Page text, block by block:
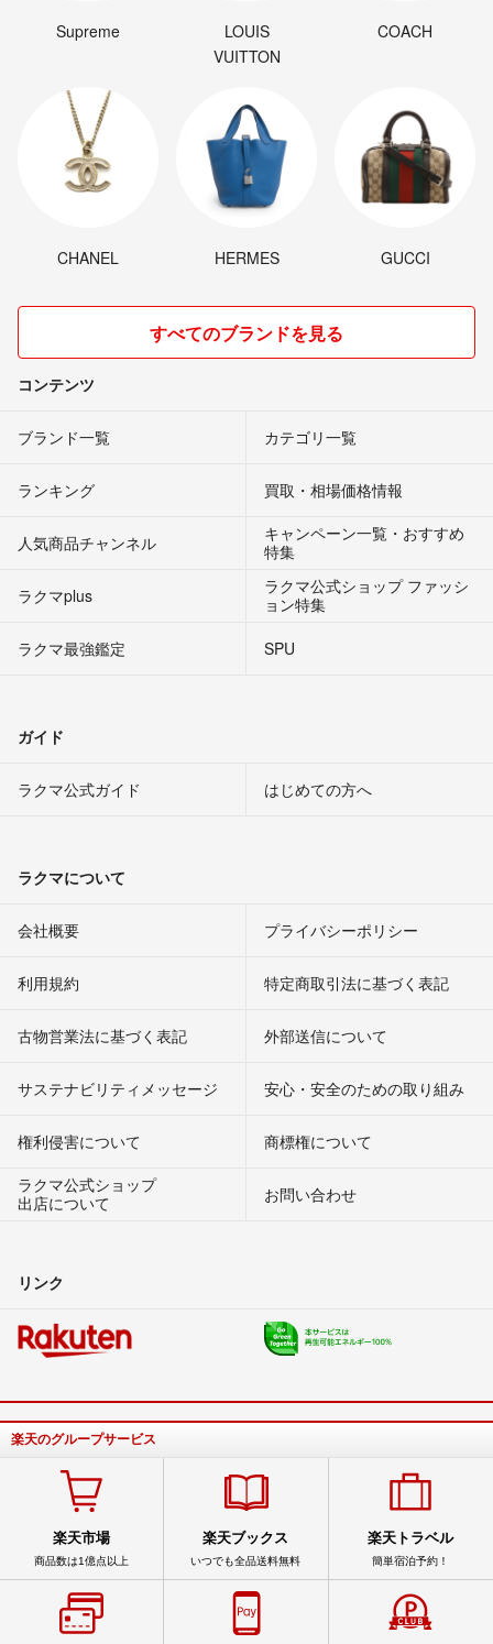
Supreme
LOUIS
VUITTON
COACH
CHANEL HERMES GUCCI
すべてのブランドを見る
コンテンツ
ブランド一覧 カテゴリ一覧
ランキング 買取・相場価格情報
人気商品チャンネル
キャンペーン一覧・おすすめ
特集
ラクマplus
ラクマ公式ショップ ファッシ
ョン特集
ラクマ最強鑑定
SPU
ガイド
ラクマ公式ガイド はじめての方へ
ラクマについて
会社概要 プライバシーポリシー
利用規約 特定商取引法に基づく表記
古物営業法に基づく表記 外部送信について
サステナビリティメッセージ 安心・安全のための取り組み
権利侵害について
商標権について
ラクマ公式ショップ
出店について
お問い合わせ
リンク
楽天のグループサービス
楽天市場
商品数は1億点以上
楽天ブックス
いつでも全品送料無料
楽天トラベル
簡単宿泊予約！